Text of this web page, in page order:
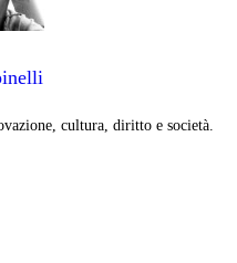
cultura, diritto e società.